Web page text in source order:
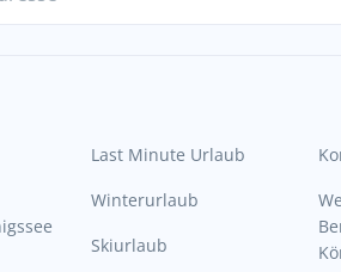
Last Minute Urlaub
Winterurlaub
Skiurlaub